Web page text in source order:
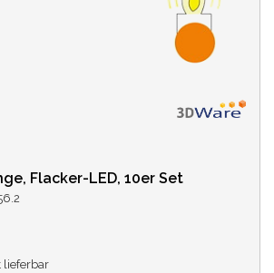
Flacker-LED, 10er Set
lieferbar